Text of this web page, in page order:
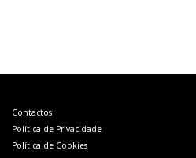
artigos
Contactos
Política de Privacidade
Política de Cookies